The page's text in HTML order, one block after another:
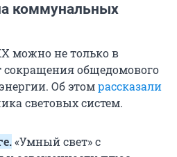
коммунальных
можно не только в
сокращения общедомового
Об этомрассказали
световых систем.
«Умный свет» с